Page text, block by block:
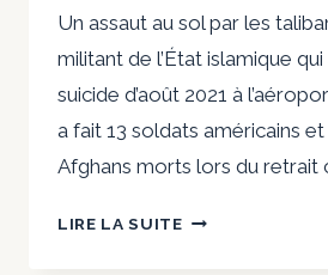
Un assaut au sol par les
militant de l’État islamique
suicide d’août 2021 à
a fait 13 soldats américains
Afghans morts lors du retrait
LIRE LA SUITELES